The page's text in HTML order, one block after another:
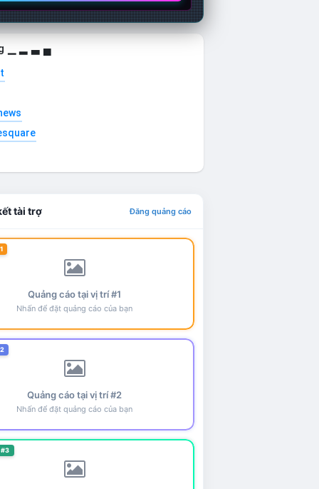
▁ ▂ ▃ ▄
tài trợ Đăng quảng cáo
Quảng cáo tại vị trí #1
Nhấn để đặt quảng cáo của bạn
Quảng cáo tại vị trí #2
Nhấn để đặt quảng cáo của bạn